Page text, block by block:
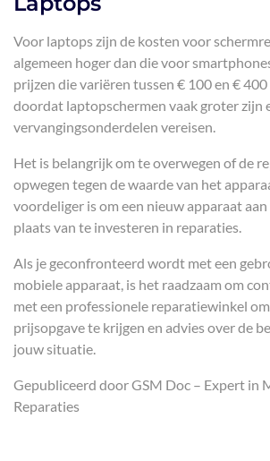
Voor laptops zijn de kosten voor
algemeen hoger dan die voor
prijzen die variëren tussen € 100 en €
doordat laptopschermen vaak groter zijn
vervangingsonderdelen vereisen.
Het is belangrijk om te overwegen of de
opwegen tegen de waarde van het
voordeliger is om een nieuw apparaat
plaats van te investeren in reparaties.
Als je geconfronteerd wordt met een
mobiele apparaat, is het raadzaam om
met een professionele reparatiewinkel
prijsopgave te krijgen en advies over de
jouw situatie.
Gepubliceerd door GSM Doc – Expert in
Reparaties